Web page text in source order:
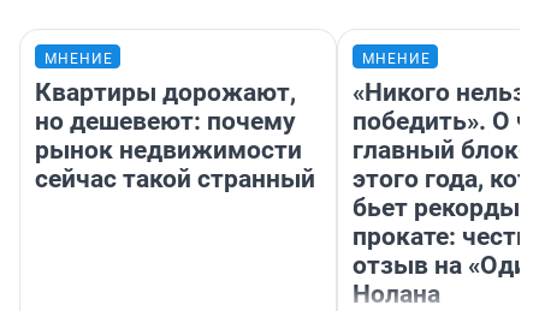
МНЕНИЕ
Квартиры дорожают,
но дешевеют: почему
рынок недвижимости
сейчас такой странный
МНЕНИЕ
«Никого нельзя
победить». О
главный
этого года,
бьет рекорды в
прокате:
отзыв на
Нолана